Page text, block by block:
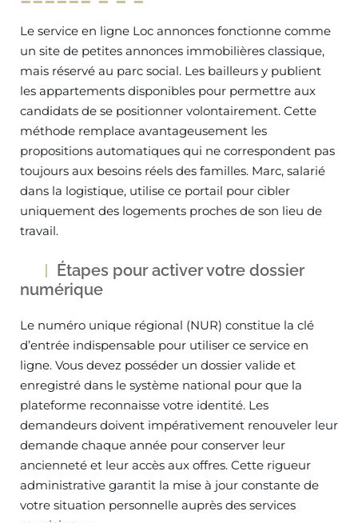
Le service en ligne Loc annonces fonctionne comme
un site de petites annonces immobilières classique,
mais réservé au parc social. Les bailleurs y publient
les appartements disponibles pour permettre aux
candidats de se positionner volontairement. Cette
méthode remplace avantageusement les
propositions automatiques qui ne correspondent pas
toujours aux besoins réels des familles. Marc, salarié
dans la logistique, utilise ce portail pour cibler
uniquement des logements proches de son lieu de
travail.
Étapes pour activer votre dossier
numérique
Le numéro unique régional (NUR) constitue la clé
d’entrée indispensable pour utiliser ce service en
ligne. Vous devez posséder un dossier valide et
enregistré dans le système national pour que la
plateforme reconnaisse votre identité. Les
demandeurs doivent impérativement renouveler leur
demande chaque année pour conserver leur
ancienneté et leur accès aux offres. Cette rigueur
administrative garantit la mise à jour constante de
votre situation personnelle auprès des services